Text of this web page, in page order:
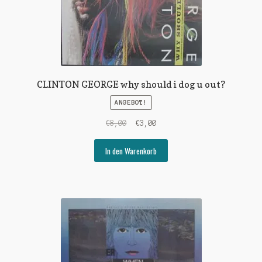
CLINTON GEORGE why should i dog u out?
ANGEBOT!
€8,00
Ursprünglicher
war:
€8,00
€3,00Aktueller
ist:
€3,00.
In den Warenkorb